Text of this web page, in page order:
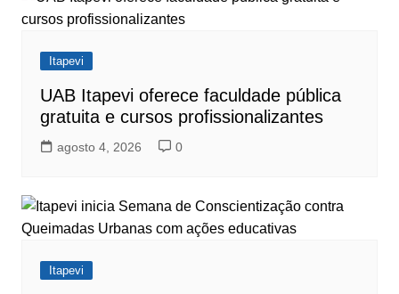
Itapevi
UAB Itapevi oferece faculdade pública
gratuita e cursos profissionalizantes
agosto 4, 2026 0
Itapevi